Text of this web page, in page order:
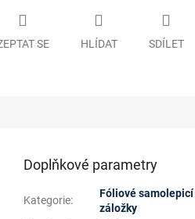
SE HLÍDAT SDÍLET
Doplňkové parametry
Kategorie:
Fóliové samolepicí
záložky